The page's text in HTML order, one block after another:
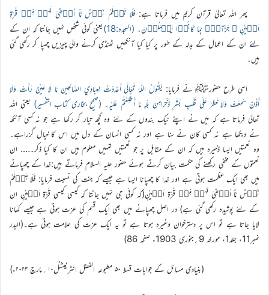
پھر اللہ تعالیٰ قرآن کریم میں فرماتا ہے: فَلَا تَعۡلَمُ نَفۡسٌ مَّاۤ اُخۡفِیَ لَہُمۡ مِّنۡ قُرَّۃِ
اَعۡیُنٍ ۚ جَزَآءًۢ بِمَا کَانُوۡا یَعۡمَلُوۡنَ۔ (السجدہ:18)
یعنی کوئی شخص نہیں جانتا کہ ان کے
لئے ان کے اعمال کے بدلہ کے طور پر کیا کیا آنکھیں ٹھنڈی کرنے والی چیزیں چھپا کر رکھی گئی
ہیں۔
اسی طرح حضورﷺ نے فرمایا: يَقُولُ اللّٰهُ تَعَالَى أَعْدَدْتُ لِعِبَادِي الصَّالِحِينَ مَا لَا عَيْنٌ رَأَتْ وَلَا
أُذُنٌ سَمِعَتْ وَلَا خَطَرَ عَلَى قَلْبِ بَشَرٍ ذُخْرًامِنْ بَلْهِ مَا أُطْلِعْتُمْ عَلَيْهِ۔ (صحیح بخاری کتاب التفسیر) یعنی اللہ
تعالیٰ فرماتا ہے کہ میں نے اپنے نیک بندوں کے لئے وہ کچھ تیار کر رکھا ہے جو نہ کسی آنکھ
نے دیکھا ہے نہ کسی کان نے سنا ہے اور نہ کسی انسان کے دل میں اس کا خیال گزراہے۔
وہ نعمتیں ایسا ذخیرہ ہیں کہ ان کے مقابل پر جو نعمتیں تمہیں معلوم ہیں ان کا کیا ذکر۔…. ان
نعمتوں کے مخفی رکھنے کی حکمت بیان کرتے ہوئے حضور علیہ السلام فرماتے ہیں:خدا کے چھپانے
میں بھی ایک عظمت ہوتی ہے اور خدا کا چھپانا ایسا ہے جیسے کہ جنت کی نسبت فرمایا: فَلَا تَعۡلَمُ
نَفۡسٌ مَّاۤ اُخۡفِیَ لَہُمۡ مِّنۡ قُرَّۃِ اَعۡیُنٍ(کہ کوئی جی نہیں جانتا کہ کیسی کیسی قُرَّۃِ اَعۡیُنٍ ان
کے لئے پوشیدہ رکھی گئی ہے) در اصل چھپانے میں بھی ایک قسم کی عزت ہوتی ہے جیسے کھانا
لایا جاتا ہے تو اس پر دسترخوان وغیرہ ہوتا ہے تو یہ ایک عزت کی علامت ہوتی ہے۔(البدر
نمبر11، جلد1، مورخہ 9؍جنوری 1903ء صفحہ 86)
(بنیادی مسائل کے جوابات قسط ۵۰ مطبوعہ الفضل انٹرنیشنل۱۰؍مارچ ۲۰۲۳ء)